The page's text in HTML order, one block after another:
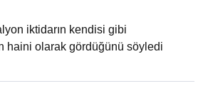
iktidarın kendisi gibi
haini olarak gördüğünü söyledi